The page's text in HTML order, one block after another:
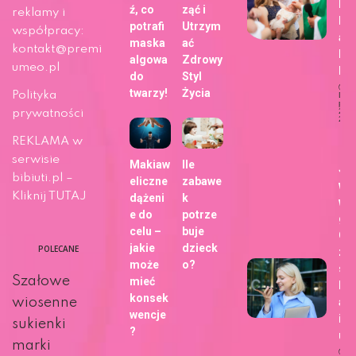
reklamy i
współpracy:
kontakt@premi
umeo.pl
Polityka
prywatności
REKLAMA w
serwisie
bibiuti.pl –
Kliknij TUTAJ
POLECANE
Szałowe
wiosenne
sukienki
marki
ź, co
potrafi
maska
algowa
do
twarzy!
ząć i
Utrzym
ać
Zdrowy
Styl
Życia
Makiaw
eliczne
dążeni
e do
celu –
jakie
może
mieć
konsek
wencje
?
Ile
zabawe
k
potrze
buje
dzieck
o?
29
u?